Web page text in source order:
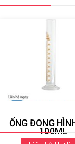
ỐNG ĐONG
100ML